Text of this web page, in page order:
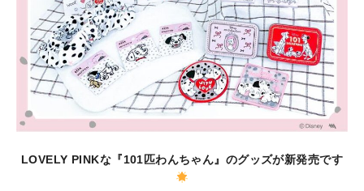
LOVELY PINKな『101匹わんちゃん』のグッズが新発売です